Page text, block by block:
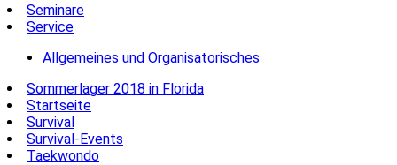
Seminare
Service
Allgemeines und Organisatorisches
Sommerlager 2018 in Florida
Startseite
Survival
Survival-Events
Taekwondo